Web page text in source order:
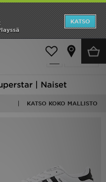
KATSO
Suodata
| Naiset
KATSO KOKO MALLISTO